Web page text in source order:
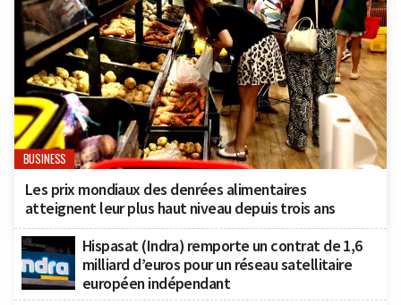
BUSINESS
Les prix mondiaux des denrées alimentaires
atteignent leur plus haut niveau depuis trois ans
Hispasat (Indra) remporte un contrat de 1,6
milliard d’euros pour un réseau satellitaire
européen indépendant